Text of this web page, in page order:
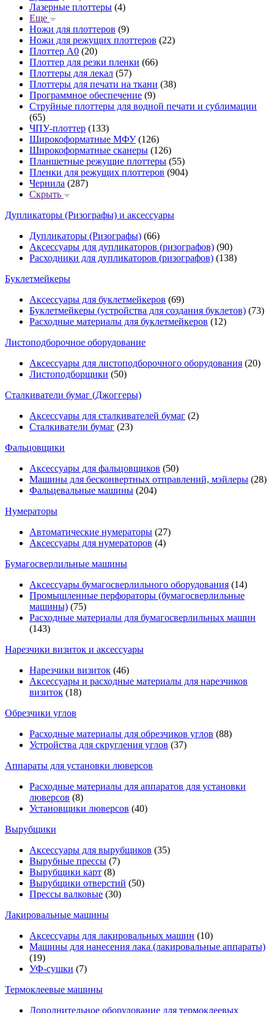
Лазерные плоттеры (4)
Еще
Ножи для плоттеров (9)
Ножи для режущих плоттеров (22)
Плоттер А0 (20)
Плоттер для резки пленки (66)
Плоттеры для лекал (57)
Плоттеры для печати на ткани (38)
Программное обеспечение (9)
Струйные плоттеры для водной печати и сублимации
(65)
ЧПУ-плоттер (133)
Широкоформатные МФУ(126)
Широкоформатные сканеры (126)
Планшетные режущие плоттеры (55)
Пленки для режущих плоттеров (904)
Чернила (287)
Скрыть
Дупликаторы (Ризографы) и аксессуары
Дупликаторы (Ризографы) (66)
Аксессуары для дупликаторов (ризографов) (90)
Расходники для дупликаторов (ризографов) (138)
Буклетмейкеры
Аксессуары для буклетмейкеров (69)
Буклетмейкеры (устройства для создания буклетов) (73)
Расходные материалы для буклетмейкеров (12)
Листоподборочное оборудование
Аксессуары для листоподборочного оборудования (20)
Листоподборщики (50)
Сталкиватели бумаг (Джоггеры)
Аксессуары для сталкивателей бумаг (2)
Сталкиватели бумаг (23)
Фальцовщики
Аксессуары для фальцовщиков (50)
Машины для бесконвертных отправлений, мэйлеры (28)
Фальцевальные машины (204)
Нумераторы
Автоматические нумераторы (27)
Аксессуары для нумераторов (4)
Бумагосверлильные машины
Аксессуары бумагосверлильного оборудования (14)
Промышленные перфораторы (бумагосверлильные
машины) (75)
Расходные материалы для бумагосверлильных машин
(143)
Нарезчики визиток и аксессуары
Нарезчики визиток (46)
Аксессуары и расходные материалы для нарезчиков
визиток (18)
Обрезчики углов
Расходные материалы для обрезчиков углов (88)
Устройства для скругления углов (37)
Аппараты для установки люверсов
Расходные материалы для аппаратов для установки
люверсов (8)
Установщики люверсов (40)
Вырубщики
Аксессуары для вырубщиков (35)
Вырубные прессы (7)
Вырубщики карт (8)
Вырубщики отверстий (50)
Прессы валковые (30)
Лакировальные машины
Аксессуары для лакировальных машин (10)
Машины для нанесения лака (лакировальные аппараты)
(19)
УФ-сушки (7)
Термоклеевые машины
Дополнительное оборудование для термоклеевых